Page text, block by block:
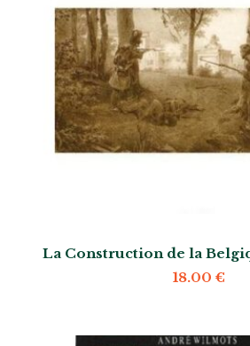
La Construction de la
18.00 €